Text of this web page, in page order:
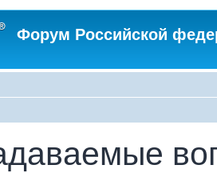
Форум Российской